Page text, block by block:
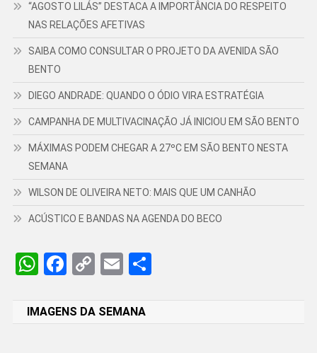
“AGOSTO LILÁS” DESTACA A IMPORTÂNCIA DO RESPEITO
NAS RELAÇÕES AFETIVAS
SAIBA COMO CONSULTAR O PROJETO DA AVENIDA SÃO
BENTO
DIEGO ANDRADE: QUANDO O ÓDIO VIRA ESTRATÉGIA
CAMPANHA DE MULTIVACINAÇÃO JÁ INICIOU EM SÃO BENTO
MÁXIMAS PODEM CHEGAR A 27ºC EM SÃO BENTO NESTA
SEMANA
WILSON DE OLIVEIRA NETO: MAIS QUE UM CANHÃO
ACÚSTICO E BANDAS NA AGENDA DO BECO
WhatsApp
Facebook
CopyEmailShare
IMAGENS DA SEMANA